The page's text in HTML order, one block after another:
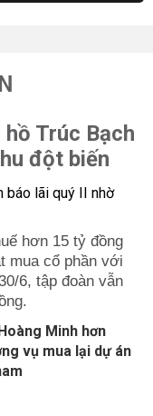
Trúc Bạch
đột biến
hơn 15 tỷ đồng
mua cổ phần với
6, tập đoàn vẫn
Minh hơn
vụ mua lại dự án